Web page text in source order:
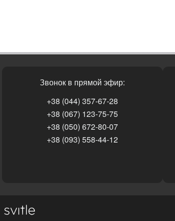
Звонок в прямой эфир:
+38 (044) 357-67-28
+38 (067) 123-75-75
+38 (050) 672-80-07
+38 (093) 558-44-12